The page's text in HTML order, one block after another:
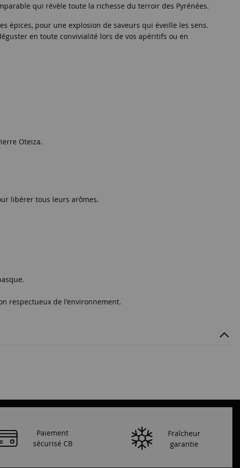
qui révèle toute la richesse du terroir des Pyrénées.
épices, pour une explosion de saveurs qui éveille les sens.
en toute convivialité lors de vos apéritifs ou en
Oteiza.
libérer tous leurs arômes.
respectueux de l'environnement.
Paiement
sécurisé CB
Fraîcheur
garantie